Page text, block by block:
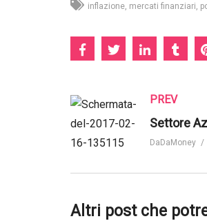
inflazione mercati finanziari
PREV
DaDaMoney
Altri post che